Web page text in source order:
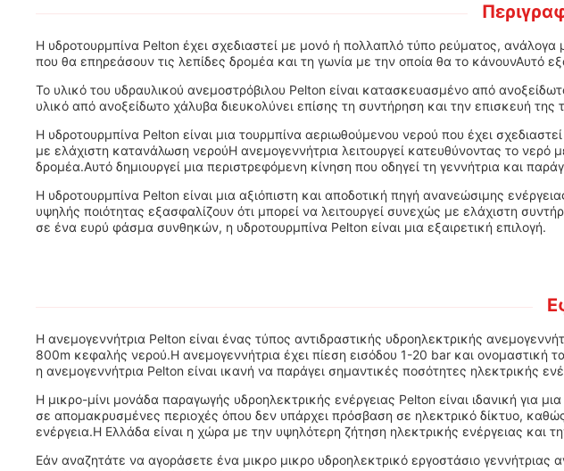
Η υδροτουρμπίνα Pelton έχει σχεδιαστεί με μονό ή πολλαπλό τύπο ρεύματος,
που θα επηρεάσουν τις λεπίδες δρομέα και τη γωνία με την οποία θα το κάνουνΑυτό
Το υλικό του υδραυλικού ανεμοστρόβιλου Pelton είναι κατασκευασμένο από
υλικό από ανοξείδωτο χάλυβα διευκολύνει επίσης τη συντήρηση και την επισκευή της
Η υδροτουρμπίνα Pelton είναι μια τουρμπίνα αεριωθούμενου νερού που έχει
με ελάχιστη κατανάλωση νερούΗ ανεμογεννήτρια λειτουργεί κατευθύνοντας το νερό
δρομέα.Αυτό δημιουργεί μια περιστρεφόμενη κίνηση που οδηγεί τη γεννήτρια και
Η υδροτουρμπίνα Pelton είναι μια αξιόπιστη και αποδοτική πηγή ανανεώσιμης
υψηλής ποιότητας εξασφαλίζουν ότι μπορεί να λειτουργεί συνεχώς με ελάχιστη
σε ένα ευρύ φάσμα συνθηκών, η υδροτουρμπίνα Pelton είναι μια εξαιρετική επιλογή.
Η ανεμογεννήτρια Pelton είναι ένας τύπος αντιδραστικής υδροηλεκτρικής
800m κεφαλής νερού.Η ανεμογεννήτρια έχει πίεση εισόδου 1-20 bar και
η ανεμογεννήτρια Pelton είναι ικανή να παράγει σημαντικές ποσότητες ηλεκτρικής
Η μικρο-μίνι μονάδα παραγωγής υδροηλεκτρικής ενέργειας Pelton είναι ιδανική για
σε απομακρυσμένες περιοχές όπου δεν υπάρχει πρόσβαση σε ηλεκτρικό δίκτυο,
ενέργεια.Η Ελλάδα είναι η χώρα με την υψηλότερη ζήτηση ηλεκτρικής ενέργειας και
Εάν αναζητάτε να αγοράσετε ένα μικρο μικρο υδροηλεκτρικό εργοστάσιο